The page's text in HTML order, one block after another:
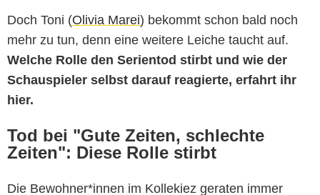
Doch Toni (Olivia Marei) bekommt schon bald noch
mehr zu tun, denn eine weitere Leiche taucht auf.
Welche Rolle den Serientod stirbt und wie der
Schauspieler selbst darauf reagierte, erfahrt ihr
hier.
Tod bei "Gute Zeiten, schlechte
Zeiten": Diese Rolle stirbt
Die Bewohner*innen im Kollekiez geraten immer